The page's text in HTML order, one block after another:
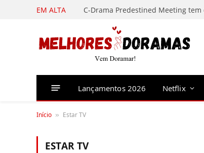
EM ALTA
Lançamentos 2026 Netflix
Início » Estar TV
ESTAR TV